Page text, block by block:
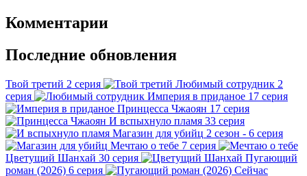
Комментарии
Последние обновления
Твой третий 2 серия Любимый сотрудник 2
серия
Империя в приданое 17 серия
Принцесса Чжаоян 17 серия
И вспыхнуло пламя 33 серия
Магазин для убийц 2 сезон - 6 серия
Мечтаю о тебе 7 серия
Цветущий Шанхай 30 серия
Пугающий
роман (2026) 6 серия Сейчас